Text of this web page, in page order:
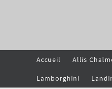
Accueil Allis
Lamborghini